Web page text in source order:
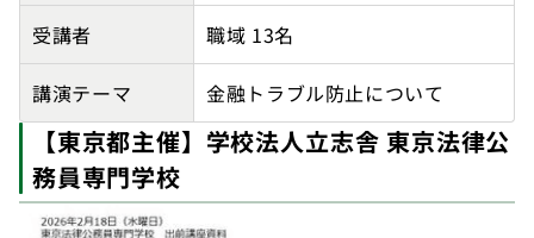
受講者 職域 13名
講演テーマ 金融トラブル防止について
【東京都主催】学校法人立志舎 東京法律公
務員専門学校